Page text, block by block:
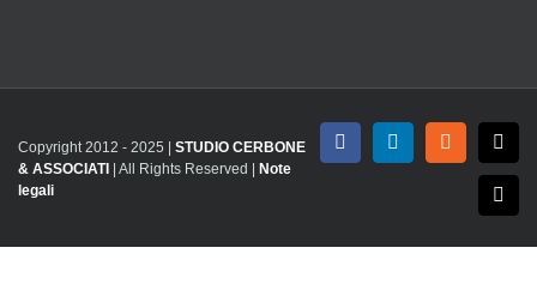
Copyright 2012 - 2025 | STUDIO CERBONE
& ASSOCIATI
| All Rights Reserved |
Note
legali
FacebookLinkedInRss X